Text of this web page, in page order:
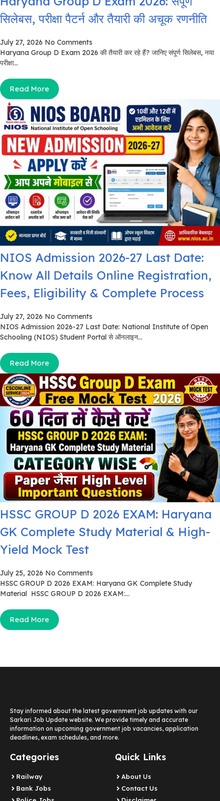
सिलेबस, परीक्षा पैटर्न और तैयारी की अचूक रणनीति
July 27, 2026 No Comments
Haryana Group D Exam 2026 की तैयारी कर रहे हैं? जानिए संपूर्ण सिलेबस, नया
परीक्षा...
Read More
NIOS Admission 2026-27 Last Date:
Know All Details Online Registration,
Fees, Eligibility & Complete Process
July 27, 2026 No Comments
NIOS Admission 2026-27 Last Date: National Institute of Open
Schooling (NIOS) Student Portal से ऑनलाइन...
Read More
HSSC GROUP D 2026 EXAM: Haryana
GK Complete Study Material & High-
Yield Mock Test
July 25, 2026 No Comments
HSSC GROUP D 2026 EXAM: Haryana GK Complete Study
Material HSSC GROUP D 2026 EXAM:...
Read More
Stay informed about the latest government job updates with our
Sarkari Job Update website. We provide timely and accurate
information on upcoming government job vacancies, application
deadlines, exam schedules, and more.
Categories
Railway
Bank Jobs
Quick Links
About Us
Contact Us